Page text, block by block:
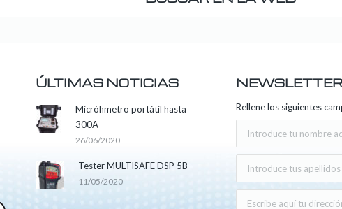
ÚLTIMAS NOTICIAS
Micróhmetro portátil hasta
300A
26/06/2020
Tester MULTISAFE DSP 5B
11/05/2020
NEWSLETTER
Rellene los siguientes